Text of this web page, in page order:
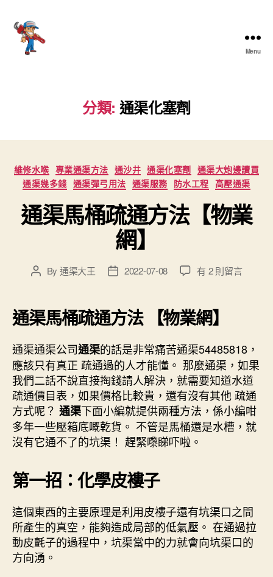
Menu
分類: 通渠化塞劑
Categories
維修水喉 專業通渠方法 通沙井 通渠化塞劑 通渠大炮邊讀買
通渠幾多錢 通渠彈弓用法 通渠服務 防水工程 高壓通渠
通渠馬桶疏通方法【物業
網】
PostBy 通渠大王
Post2022-07-08
在
馬
桶
通
方
法
【物
業
網】〉
中
有 2 則留言
通渠馬桶疏通方法 【物業網】
通渠通渠公司通渠的話是非常痛苦通渠54485818，
應該只有真正 疏通過的人才能懂。 那麼通渠，如果
我們二話不說直接掏錢請人解決，就需要知道水道
疏通價目表，如果價格比較貴，還有沒有其他 疏通
方式呢？ 通渠下面小編就提供兩種方法，係小編咁
多年一些壓箱底嘅乾貨。 不管是馬桶還是水槽，就
沒有它通不了的坑渠！ 趕緊嚟睇吓啦。
第一招：化學皮褸子
這個東西的主要原理是利用皮褸子還有坑渠口之間
所產生的真空，能夠造成局部的低氣壓。 在通過拉
動皮氈子的過程中，坑渠當中的力就會向坑渠口的
方向湧。